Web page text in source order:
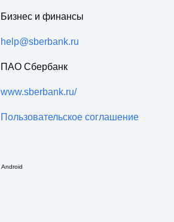
Бизнес и финансы
help@sberbank.ru
ПАО Сбербанк
www.sberbank.ru/
Пользовательское соглашение